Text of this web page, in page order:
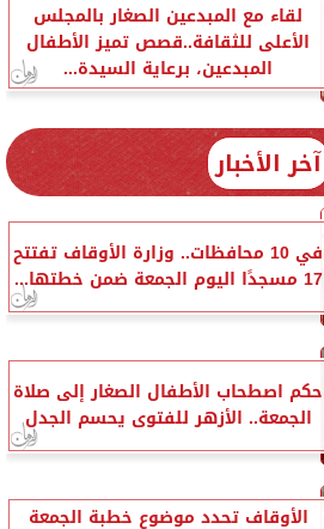
لقاء مع المبدعين الصغار بالمجلس
الأعلى للثقافة..قصص تميز الأطفال
المبدعين، برعاية السيدة...
آخر الأخبار
في 10 محافظات.. وزارة الأوقاف تفتتح
17 مسجدًا اليوم الجمعة ضمن خطتها...
حكم اصطحاب الأطفال الصغار إلى صلاة
الجمعة.. الأزهر للفتوى يحسم الجدل
الأوقاف تحدد موضوع خطبة الجمعة